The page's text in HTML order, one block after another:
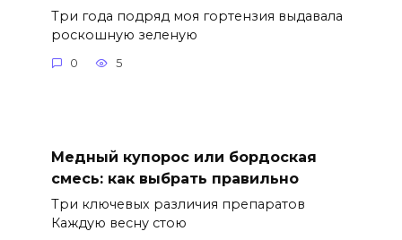
Три года подряд моя гортензия выдавала
роскошную зеленую
0 5
Медный купорос или бордоская
смесь: как выбрать правильно
Три ключевых различия препаратов
Каждую весну стою